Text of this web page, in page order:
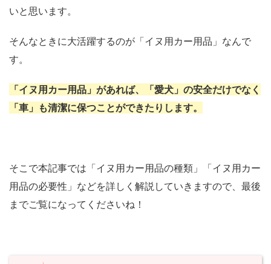
いと思います。
そんなときに大活躍するのが「イヌ用カー用品」なんで
す。
「イヌ用カー用品」があれば、「愛犬」の安全だけでなく
「車」も清潔に保つことができたりします。
そこで本記事では「イヌ用カー用品の種類」「イヌ用カー
用品の必要性」などを詳しく解説していきますので、最後
までご覧になってくださいね！